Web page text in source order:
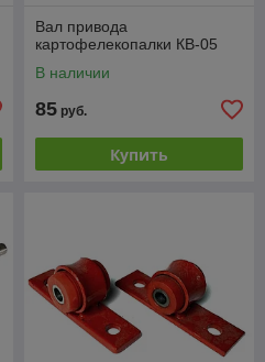
Вал привода
картофелекопалки КВ-05
В наличии
85 руб.
Купить